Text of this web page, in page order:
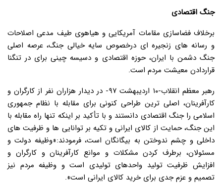
جنگ اقتصادی
برخلاف فضاسازی مقامات آمریکایی و هیاهوی طیف مدعی اصلاحات
و رسانه های زنجیره ای درخصوص سایه خیالی جنگ، عرصه اصلی
جنگ دشمن با ایران، حوزه اقتصادی و دسیسه چینی برای در تنگنا
قراردادن معیشت مردم است.
رهبر معظم انقلاب-۱۰ اردیبهشت ۹۷- در دیدار هزاران نفر از کارگران و
کارآفرینان، اصلی ترین طراحی کنونی برای مقابله با نظام جمهوری
اسلامی را جنگ اقتصادی دانستند و با تأکید بر اینکه تنها راه مقابله با
این جنگ، حمایت از کالای ایرانی و تکیه بر توانایی ها و ظرفیت های
داخلی و چشم ندوختن به بیگانگان است، فرمودند:«وظیفه دولت و
مسئولان، برطرف کردن مشکلات و موانع کارآفرینان و کارگران و
افزایش ظرفیت تولید واحدهای تولیدی است و وظیفه مردم نیز
تصمیم و عزم جدی برای خرید کالای ایرانی است».